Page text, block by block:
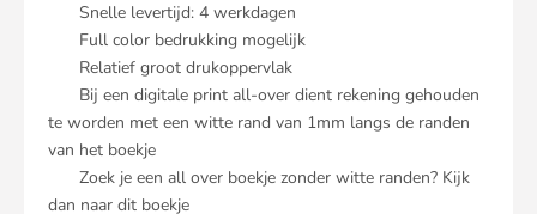
Snelle levertijd: 4werkdagen
Full color bedrukking mogelijk
Relatief groot drukoppervlak
Bij een digitale print all-over dient rekening gehouden
te worden met een witte rand van 1mm langs de randen
van het boekje
Zoek je een all over boekje zonder witte randen? Kijk
dan naar dit boekje